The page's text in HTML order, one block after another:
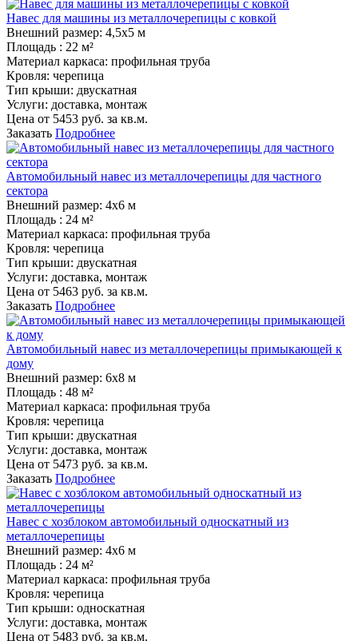
Навес для машины из металлочерепицы с ковкой
Внешний размер: 4,5х5 м
Площадь : 22 м²
Материал каркаса: профильная труба
Кровля: черепица
Тип крыши: двускатная
Услуги: доставка, монтаж
Цена от 5453 руб. за кв.м.
Заказать Подробнее
Автомобильный навес из металлочерепицы для частного
сектора
Внешний размер: 4х6 м
Площадь : 24 м²
Материал каркаса: профильная труба
Кровля: черепица
Тип крыши: двускатная
Услуги: доставка, монтаж
Цена от 5463 руб. за кв.м.
Заказать Подробнее
Автомобильный навес из металлочерепицы примыкающей к
дому
Внешний размер: 6х8 м
Площадь : 48 м²
Материал каркаса: профильная труба
Кровля: черепица
Тип крыши: двускатная
Услуги: доставка, монтаж
Цена от 5473 руб. за кв.м.
Заказать Подробнее
Навес с хозблоком автомобильный односкатный из
металлочерепицы
Внешний размер: 4х6 м
Площадь : 24 м²
Материал каркаса: профильная труба
Кровля: черепица
Тип крыши: односкатная
Услуги: доставка, монтаж
Цена от 5483 руб. за кв.м.